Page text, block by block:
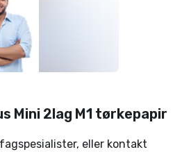
Mini 2lag M1 tørkepapir
eller kontakt